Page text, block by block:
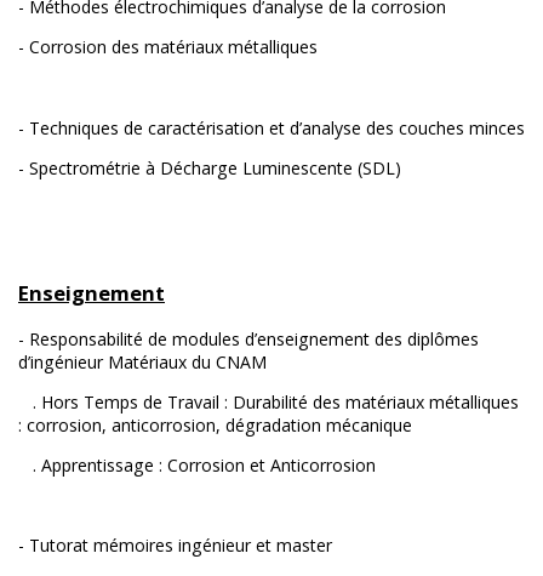
- Méthodes électrochimiques d’analyse de la corrosion
- Corrosion des matériaux métalliques
- Techniques de caractérisation et d’analyse des couches minces
- Spectrométrie à Décharge Luminescente (SDL)
Enseignement
- Responsabilité de modules d’enseignement des diplômes
d’ingénieur Matériaux du CNAM
. Hors Temps de Travail : Durabilité des matériaux métalliques
: corrosion, anticorrosion, dégradation mécanique
. Apprentissage : Corrosion et Anticorrosion
- Tutorat mémoires ingénieur et master